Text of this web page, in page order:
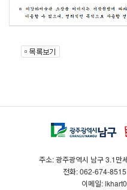
주소: 광주광역시 남구 3.1만
전화: 062-674-8515
이메일: